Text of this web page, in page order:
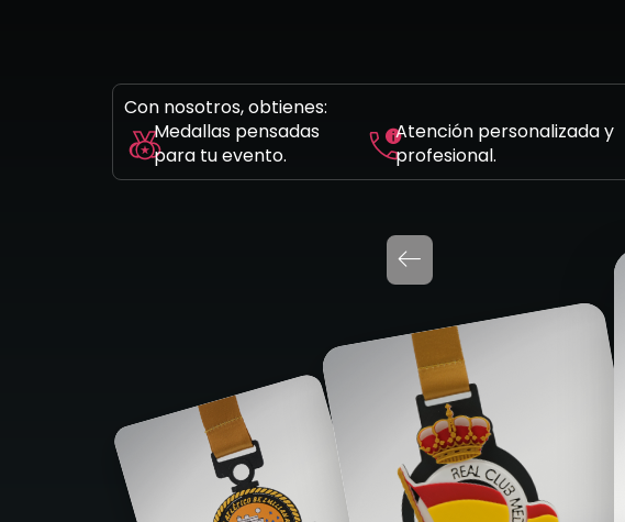
Con nosotros, obtienes:
Medallas pensadas
para tu evento.
Atención personalizada y
profesional.